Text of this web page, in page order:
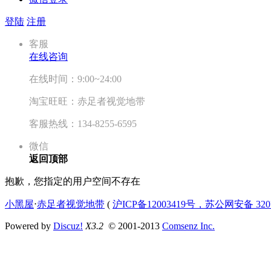
登陆 注册
客服
在线咨询
在线时间：9:00~24:00
淘宝旺旺：赤足者视觉地带
客服热线：134-8255-6595
微信
返回顶部
抱歉，您指定的用户空间不存在
小黑屋⋅赤足者视觉地带 ( 沪ICP备12003419号，苏公网安备
Powered by Discuz! X3.2 © 2001-2013 Comsenz Inc.